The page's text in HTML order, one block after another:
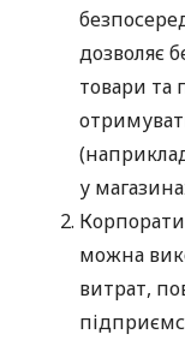
дозволяє
товари та
у
можна
витрат,